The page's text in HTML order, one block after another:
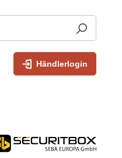
Händlerlogin